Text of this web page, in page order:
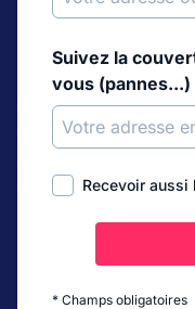
Suivez la
vous (pannes...)
Recevoir aussi
* Champs obligatoires